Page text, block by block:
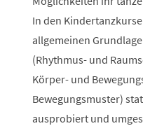
In den
allgemeinen
(Rhythmus- und
Körper- und
Bewegungsmuster)
ausprobiert und